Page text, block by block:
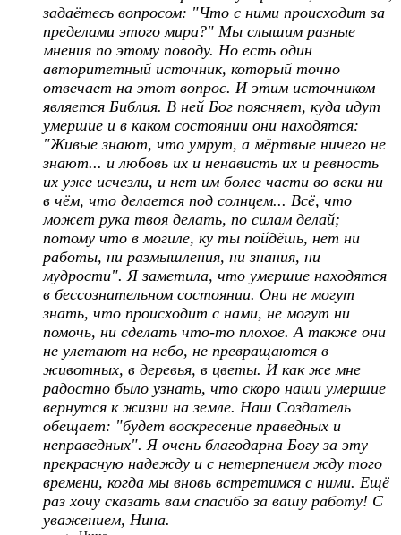
задаётесь вопросом: "Что с ними происходит за
пределами этого мира?" Мы слышим разные
мнения по этому поводу. Но есть один
авторитетный источник, который точно
отвечает на этот вопрос. И этим источником
является Библия. В ней Бог поясняет, куда идут
умершие и в каком состоянии они находятся:
"Живые знают, что умрут, а мёртвые ничего не
знают... и любовь их и ненависть их и ревность
их уже исчезли, и нет им более части во веки ни
в чём, что делается под солнцем... Всё, что
может рука твоя делать, по силам делай;
потому что в могиле, ку ты пойдёшь, нет ни
работы, ни размышления, ни знания, ни
мудрости". Я заметила, что умершие находятся
в бессознательном состоянии. Они не могут
знать, что происходит с нами, не могут ни
помочь, ни сделать что-то плохое. А также они
не улетают на небо, не превращаются в
животных, в деревья, в цветы. И как же мне
радостно было узнать, что скоро наши умершие
вернутся к жизни на земле. Наш Создатель
обещает: "будет воскресение праведных и
неправедных". Я очень благодарна Богу за эту
прекрасную надежду и с нетерпением жду того
времени, когда мы вновь встретимся с ними. Ещё
раз хочу сказать вам спасибо за вашу работу! С
уважением, Нина.